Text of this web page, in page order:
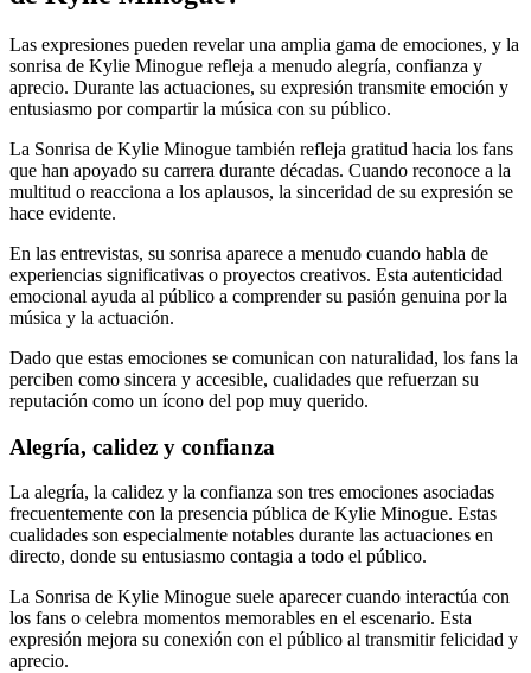
Las expresiones pueden revelar una amplia gama de emociones, y la
sonrisa de Kylie Minogue refleja a menudo alegría, confianza y
aprecio. Durante las actuaciones, su expresión transmite emoción y
entusiasmo por compartir la música con su público.
La Sonrisa de Kylie Minogue también refleja gratitud hacia los fans
que han apoyado su carrera durante décadas. Cuando reconoce a la
multitud o reacciona a los aplausos, la sinceridad de su expresión se
hace evidente.
En las entrevistas, su sonrisa aparece a menudo cuando habla de
experiencias significativas o proyectos creativos. Esta autenticidad
emocional ayuda al público a comprender su pasión genuina por la
música y la actuación.
Dado que estas emociones se comunican con naturalidad, los fans la
perciben como sincera y accesible, cualidades que refuerzan su
reputación como un ícono del pop muy querido.
Alegría, calidez y confianza
La alegría, la calidez y la confianza son tres emociones asociadas
frecuentemente con la presencia pública de Kylie Minogue. Estas
cualidades son especialmente notables durante las actuaciones en
directo, donde su entusiasmo contagia a todo el público.
La Sonrisa de Kylie Minogue suele aparecer cuando interactúa con
los fans o celebra momentos memorables en el escenario. Esta
expresión mejora su conexión con el público al transmitir felicidad y
aprecio.